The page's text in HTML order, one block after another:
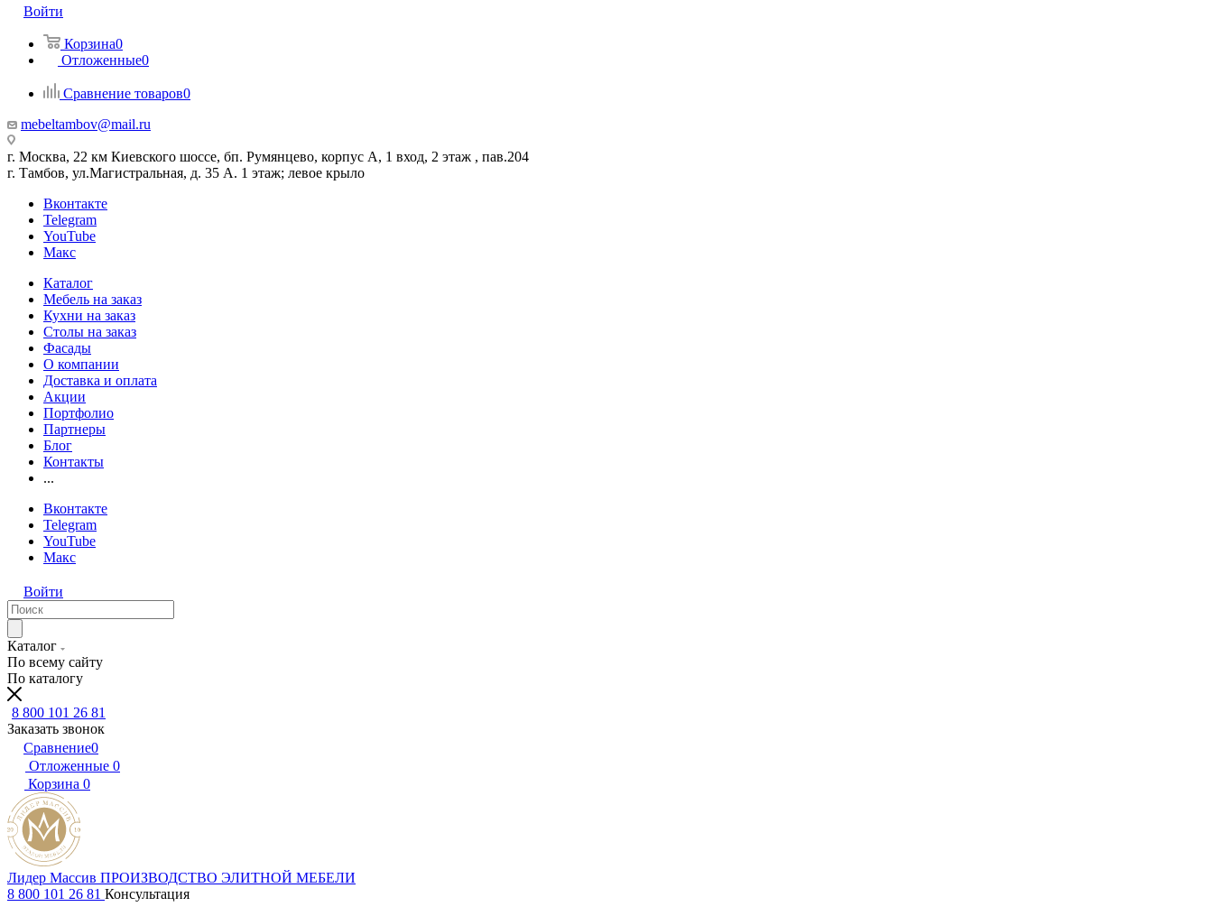
Войти
Корзина0
Отложенные0
Сравнение товаров0
mebeltambov@mail.ru
г. Москва, 22 км Киевского шоссе, бп. Румянцево, корпус А, 1 вход, 2 этаж , пав.204
г. Тамбов, ул.Магистральная, д. 35 А. 1 этаж; левое крыло
Вконтакте
Telegram
YouTube
Макс
Каталог
Мебель на заказ
Кухни на заказ
Столы на заказ
Фасады
О компании
Доставка и оплата
Акции
Портфолио
Партнеры
Блог
Контакты
...
Вконтакте
Telegram
YouTube
Макс
Войти
Каталог
По всему сайту
По каталогу
8 800 101 26 81
Заказать звонок
Сравнение0
Отложенные 0
Корзина 0
Лидер Массив ПРОИЗВОДСТВО ЭЛИТНОЙ МЕБЕЛИ
8 800 101 26 81 Консультация